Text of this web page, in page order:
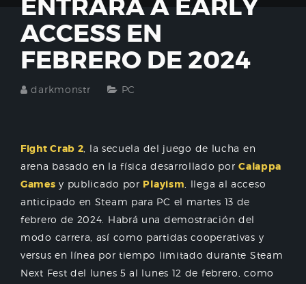
ENTRARÁ A EARLY
ACCESS EN
FEBRERO DE 2024
darkmonstr PC
Fight Crab 2 , la secuela del juego de lucha en
arena basado en la física desarrollado porCalappa
Games y publicado por Playism , llega al acceso
anticipado en Steam para PC el martes 13 de
febrero de 2024. Habrá una demostración del
modo carrera, así como partidas cooperativas y
versus en línea por tiempo limitado durante Steam
Next Fest del lunes 5 al lunes 12 de febrero, como